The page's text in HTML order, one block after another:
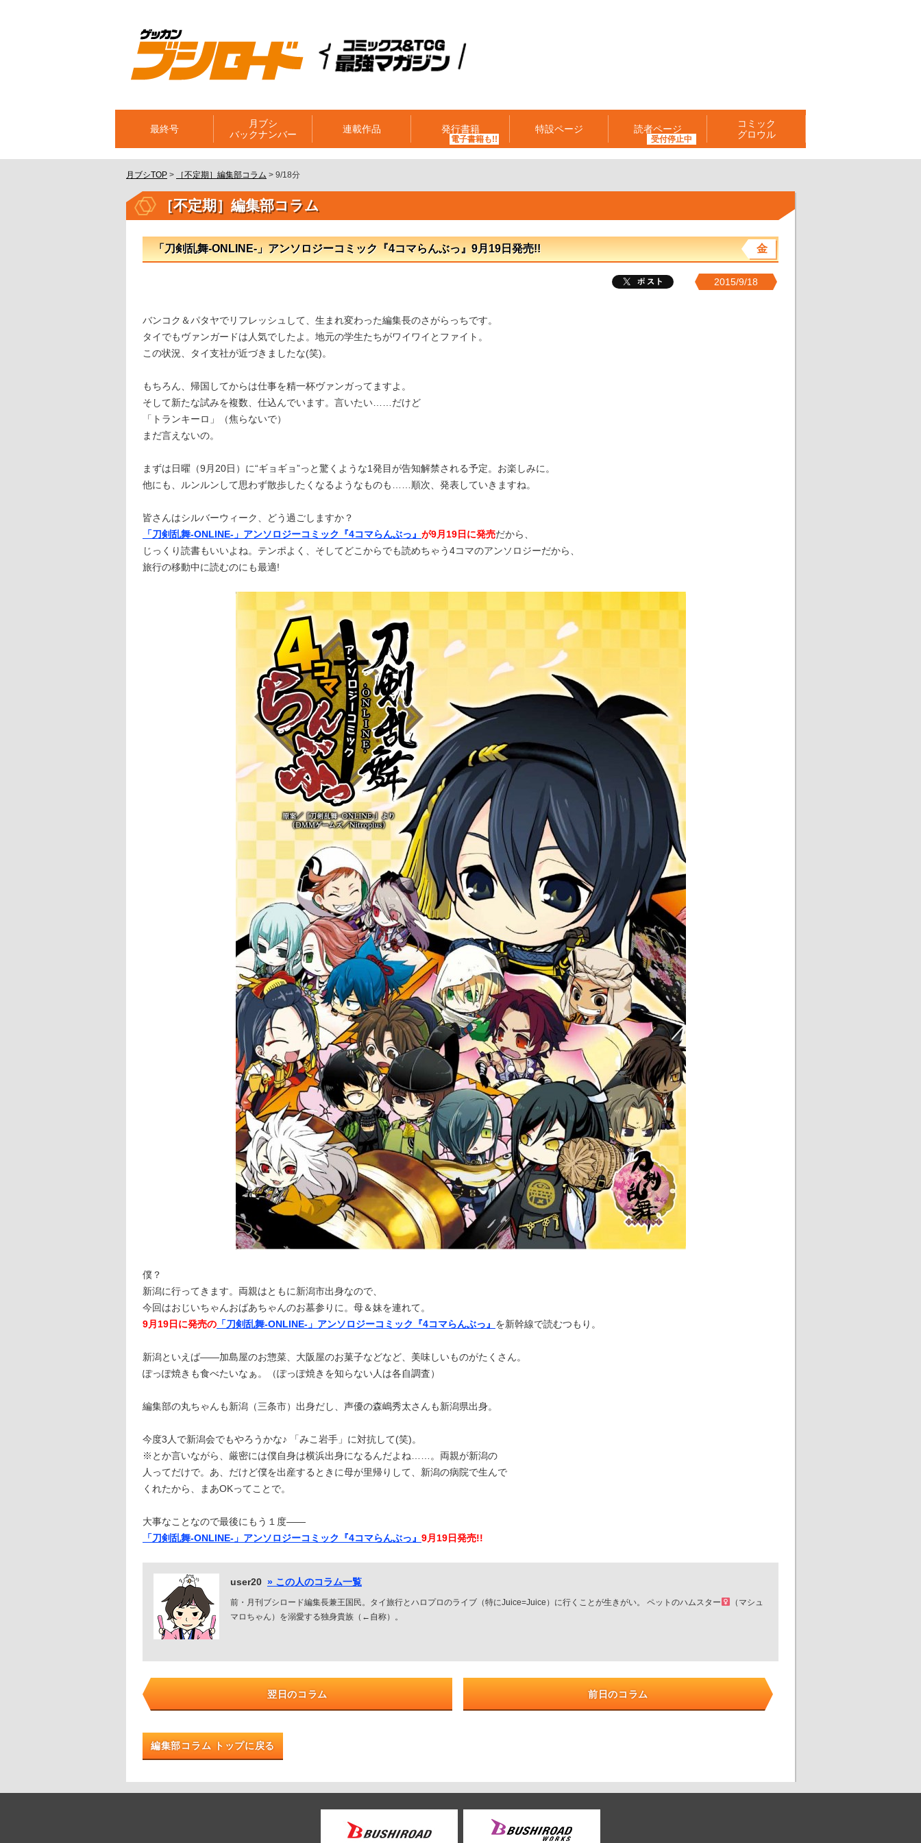
最終号
月ブシ
バックナンバー
連載作品 発行書籍 特設ページ 読者ページ
コミック
グロウル
月ブシTOP > ［不定期］編集部コラム > 9/18分
［不定期］編集部コラム
「刀剣乱舞-ONLINE-」アンソロジーコミック『4コマらんぶっ』9月19日発売!! 金
2015/9/18
バンコク＆パタヤでリフレッシュして、生まれ変わった編集長のさがらっちです。
タイでもヴァンガードは人気でしたよ。地元の学生たちがワイワイとファイト。
この状況、タイ支社が近づきましたな(笑)。
もちろん、帰国してからは仕事を精一杯ヴァンガってますよ。
そして新たな試みを複数、仕込んでいます。言いたい……だけど
「トランキーロ」（焦らないで）
まだ言えないの。
まずは日曜（9月20日）に“ギョギョ”っと驚くような1発目が告知解禁される予定。お楽しみに。
他にも、ルンルンして思わず散歩したくなるようなものも……順次、発表していきますね。
皆さんはシルバーウィーク、どう過ごしますか？
「刀剣乱舞-ONLINE-」アンソロジーコミック『4コマらんぶっ』 が9月19日に発売だから、
じっくり読書もいいよね。テンポよく、そしてどこからでも読めちゃう4コマのアンソロジーだから、
旅行の移動中に読むのにも最適!
僕？
新潟に行ってきます。両親はともに新潟市出身なので、
今回はおじいちゃんおばあちゃんのお墓参りに。母＆妹を連れて。
9月19日に発売の 「刀剣乱舞-ONLINE-」アンソロジーコミック『4コマらんぶっ』 を新幹線で読むつもり。
新潟といえば――加島屋のお惣菜、大阪屋のお菓子などなど、美味しいものがたくさん。
ぽっぽ焼きも食べたいなぁ。（ぽっぽ焼きを知らない人は各自調査）
編集部の丸ちゃんも新潟（三条市）出身だし、声優の森嶋秀太さんも新潟県出身。
今度3人で新潟会でもやろうかな♪ 「みこ岩手」に対抗して(笑)。
※とか言いながら、厳密には僕自身は横浜出身になるんだよね……。両親が新潟の
人ってだけで。あ、だけど僕を出産するときに母が里帰りして、新潟の病院で生んで
くれたから、まあOKってことで。
大事なことなので最後にもう１度――
「刀剣乱舞-ONLINE-」アンソロジーコミック『4コマらんぶっ』 9月19日発売!!
user20 » この人のコラム一覧
前・月刊ブシロード編集長兼王国民。タイ旅行とハロプロのライブ（特にJuice=Juice）に行くことが生きがい。 ペットのハムスター
（マシュ
マロちゃん）を溺愛する独身貴族（←自称）。
翌日のコラム 前日のコラム
編集部コラム トップに戻る